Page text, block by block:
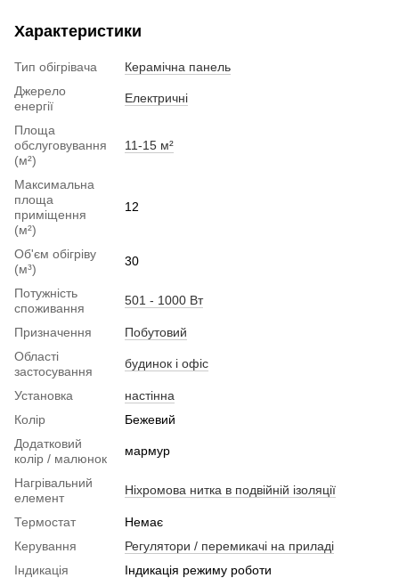
Характеристики
Тип обігрівача
Керамічна панель
Джерело
енергії
Електричні
Площа
обслуговування
(м²)
11-15 м²
Максимальна
площа
приміщення
(м²)
12
Об'єм обігріву
(м³)
30
Потужність
споживання
501 - 1000 Вт
Призначення
Побутовий
Області
застосування
будинок і офіс
Установка
настінна
Колір
Бежевий
Додатковий
колір / малюнок
мармур
Нагрівальний
елемент
Ніхромова нитка в подвійній ізоляції
Термостат
Немає
Керування
Регулятори / перемикачі на приладі
Індикація
Індикація режиму роботи